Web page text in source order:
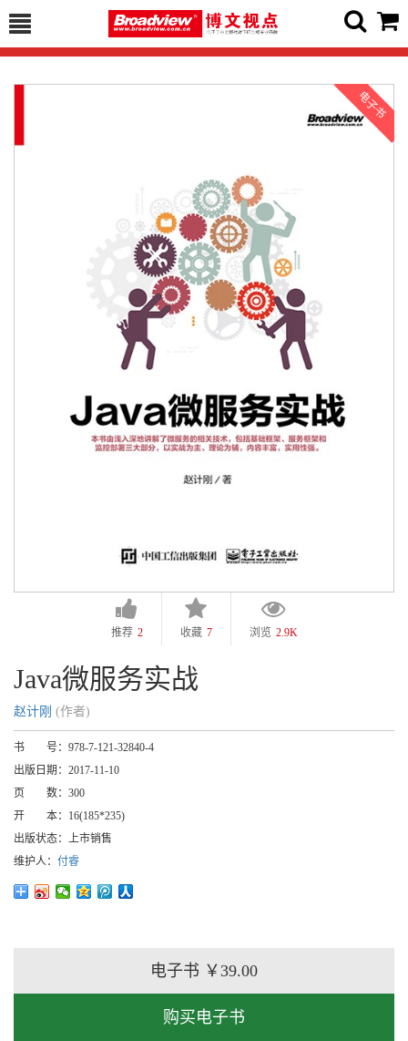
推荐 2 收藏 7 浏览 2.9K
Java微服务实战
赵计刚 (作者)
书 号： 978-7-121-32840-4
出版日期： 2017-11-10
页 数： 300
开 本： 16(185*235)
出版状态：
上市销售
维护人： 付睿
电子书 ￥39.00
购买电子书